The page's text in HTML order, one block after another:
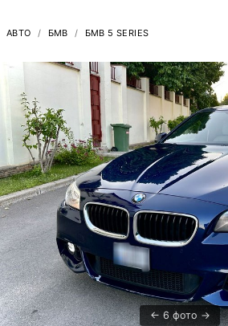
АВТО БМВ БМВ 5 SERIES
6 фото